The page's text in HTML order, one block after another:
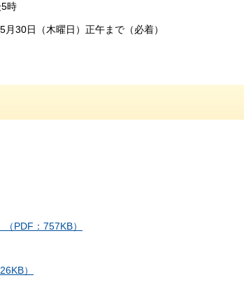
時
30日（木曜日）正午まで（必着）
PDF：757KB）
）